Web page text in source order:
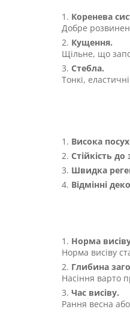
Коренева
Добре
Кущення.
Щільне, що
Стебла.
Тонкі,
Висока
Стійкість
Швидка
Відмінні
Норма
Норма висіву
Глибина
Насіння варто
Час висіву.
Рання весна